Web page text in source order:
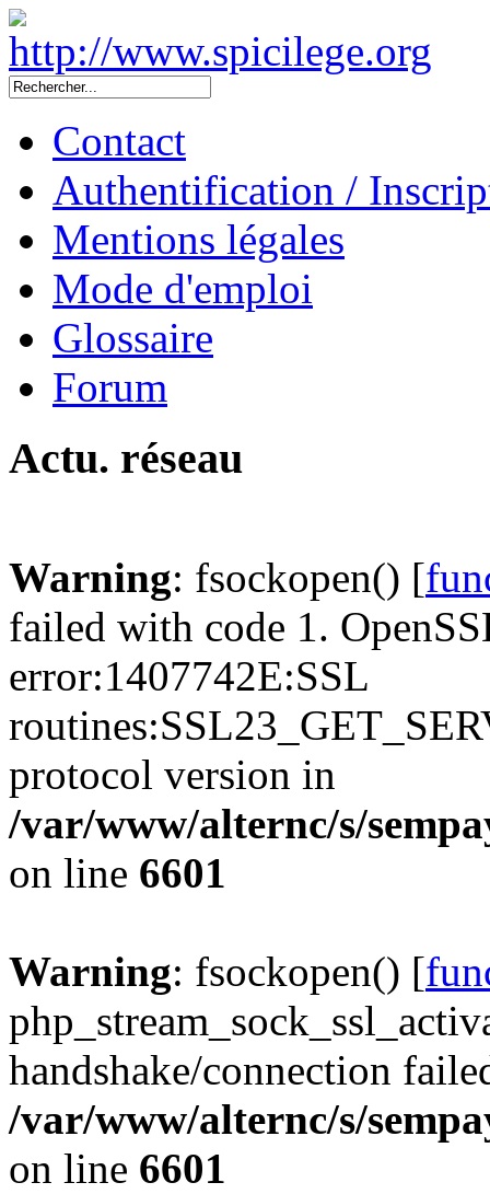
Contact
Authentification /
Mentions légales
Mode d'emploi
Glossaire
Forum
Actu. réseau
Warning: fsockopen() [
failed with code 1.
error:1407742E:SSL
protocol version in
/var/www/alternc/s/
on line 6601
Warning: fsockopen() [
handshake/connection
/var/www/alternc/s/
on line 6601